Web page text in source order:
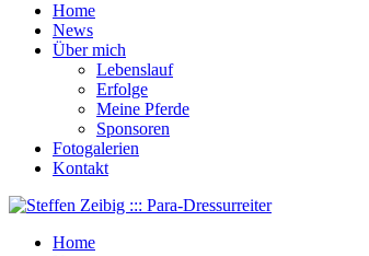
Home
News
Über mich
Lebenslauf
Erfolge
Meine Pferde
Sponsoren
Fotogalerien
Kontakt
Home